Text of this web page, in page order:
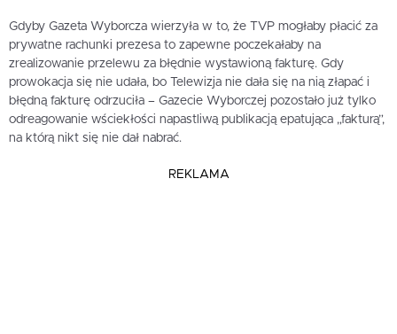
Gdyby Gazeta Wyborcza wierzyła w to, że TVP mogłaby płacić za
prywatne rachunki prezesa to zapewne poczekałaby na
zrealizowanie przelewu za błędnie wystawioną fakturę. Gdy
prowokacja się nie udała, bo Telewizja nie dała się na nią złapać i
błędną fakturę odrzuciła – Gazecie Wyborczej pozostało już tylko
odreagowanie wściekłości napastliwą publikacją epatująca „fakturą”,
na którą nikt się nie dał nabrać.
REKLAMA